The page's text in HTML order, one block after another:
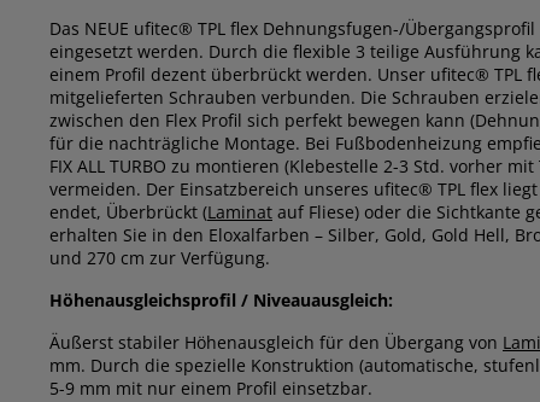
Das NEUE ufitec® TPL flex Dehnungsfugen-/
eingesetzt werden. Durch die flexible 3 teilige Ausführung
einem Profil dezent überbrückt werden. Unser ufitec® TPL
mitgelieferten Schrauben verbunden. Die Schrauben
zwischen den Flex Profil sich perfekt bewegen kann
für die nachträgliche Montage. Bei Fußbodenheizung
FIX ALL TURBO zu montieren (Klebestelle 2-3 Std. vorher
vermeiden. Der Einsatzbereich unseres ufitec® TPL flex
endet, Überbrückt (Laminat auf Fliese) oder die Sichtkante
erhalten Sie in den Eloxalfarben – Silber, Gold, Gold Hell,
und 270 cm zur Verfügung.
Höhenausgleichsprofil / Niveauausgleich:
Äußerst stabiler Höhenausgleich für den Übergang von
mm. Durch die spezielle Konstruktion (automatische,
5-9 mm mit nur einem Profil einsetzbar.